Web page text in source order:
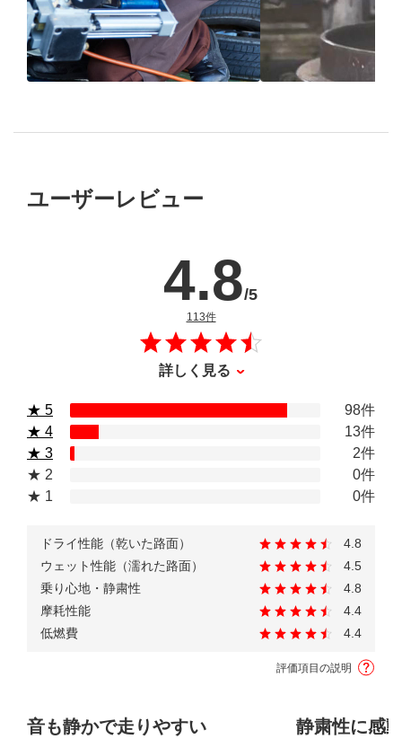
ユーザーレビュー
113件のレビュー
4.8/5
詳しく見る
★ 5
98件
★ 4
13件
★ 3
2件
★ 2
0件
★ 1
0件
ドライ性能（乾いた路面）
4.8
ウェット性能（濡れた路面）
4.5
乗り心地・静粛性
4.8
摩耗性能
4.4
低燃費
4.4
評価項目の説明
音も静かで走りやすい 静粛性に感